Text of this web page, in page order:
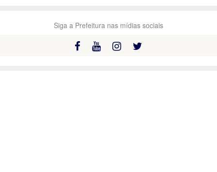
Siga a Prefeitura nas mídias sociais